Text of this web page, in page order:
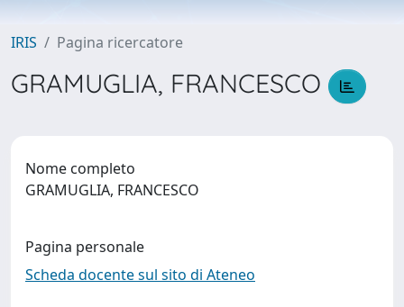
IRIS Pagina ricercatore
GRAMUGLIA, FRANCESCO
Nome completo
GRAMUGLIA, FRANCESCO
Pagina personale
Scheda docente sul sito di Ateneo